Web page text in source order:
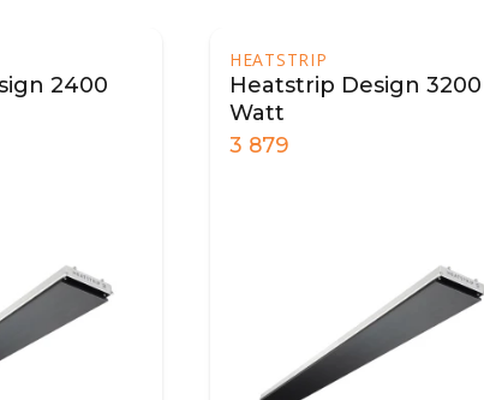
2400
HEATSTRIP
Heatstrip Design 3200
Watt
3 879